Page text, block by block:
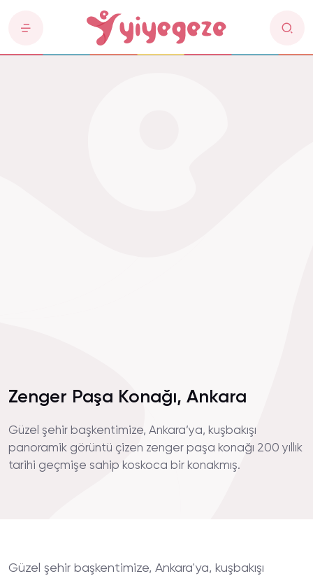
Zenger Paşa Konağı, Ankara
Güzel şehir başkentimize, Ankara’ya, kuşbakışı
panoramik görüntü çizen zenger paşa konağı 200 yıllık
tarihi geçmişe sahip koskoca bir konakmış.
Güzel şehir başkentimize, Ankara'ya, kuşbakışı